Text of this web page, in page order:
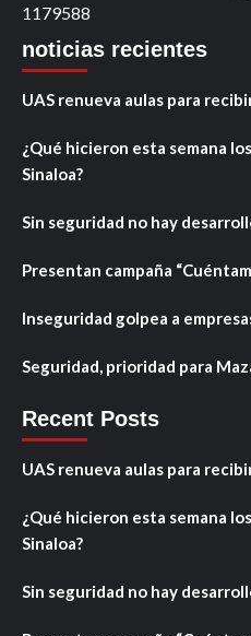
1179588
noticias recientes
UAS renueva aulas para
¿Qué hicieron esta semana
Sinaloa?
Sin seguridad no hay
Presentan campaña
Inseguridad golpea a
Seguridad, prioridad para
Recent Posts
UAS renueva aulas para
¿Qué hicieron esta semana
Sinaloa?
Sin seguridad no hay